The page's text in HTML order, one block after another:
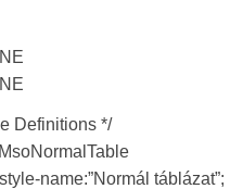
Definitions */
name:”Normál táblázat”;